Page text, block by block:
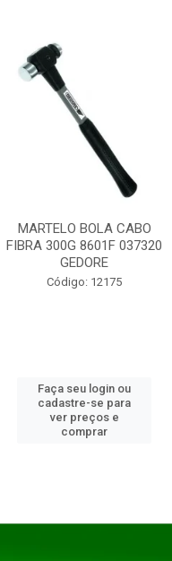
MARTELO BOLA CABO
FIBRA 300G 8601F 037320
GEDORE
Código: 12175
Faça seu login ou
cadastre-se para
ver preços e
comprar